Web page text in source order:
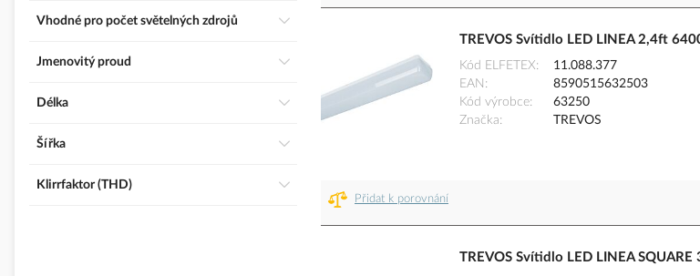
TREVOS Svítidlo LED LINEA 2,4ft
Kód ELFETEX
11.088.377
EAN
8590515632503
Kód výrobce
63250
Značka
TREVOS
Přidat k porovnání
TREVOS Svítidlo LED LINEA
Vhodné pro počet světelných zdrojů
Jmenovitý proud
Délka
Šířka
Klirrfaktor (THD)